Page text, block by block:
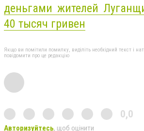
деньгами жителей
40 тысяч гривен
Якщо ви помітили помилку, виділіть необхідний текст і
повідомити про це редакцію
0,0
Авторизуйтесь, щоб оцінити